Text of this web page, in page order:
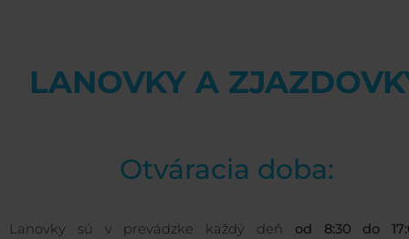
LANOVKY A
Otváracia doba:
Lanovky sú v prevádzke každý deň od 8:30 do